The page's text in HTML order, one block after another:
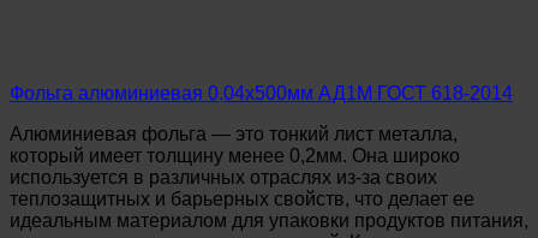
Фольга алюминиевая 0,04х500мм АД1М ГОСТ 618-2014
Алюминиевая фольга — это тонкий лист металла,
который имеет толщину менее 0,2мм. Она широко
используется в различных отраслях из-за своих
теплозащитных и барьерных свойств, что делает ее
идеальным материалом для упаковки продуктов питания,